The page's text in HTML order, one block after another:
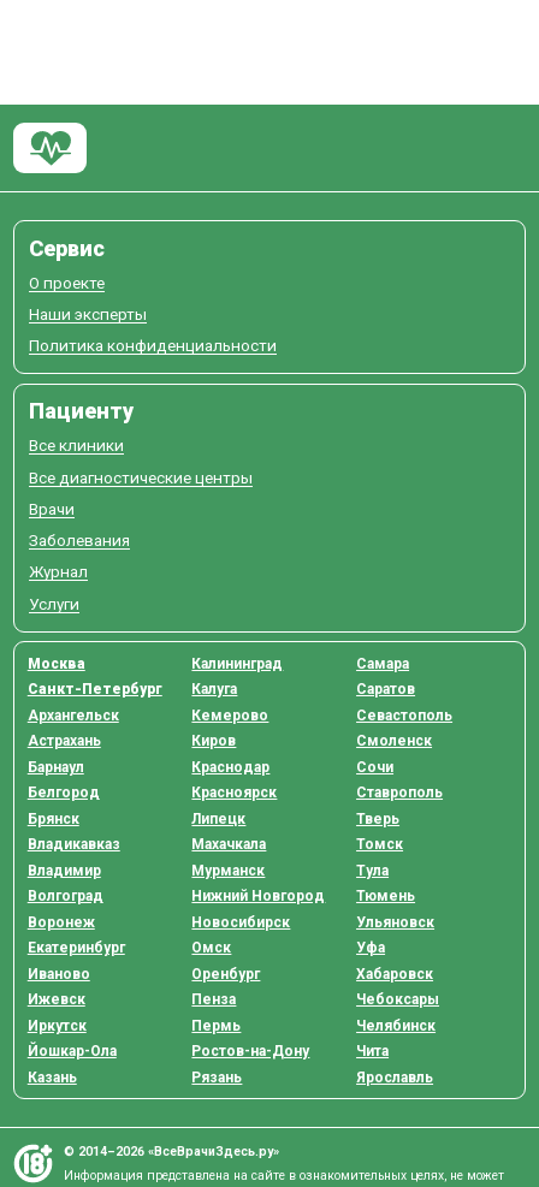
Сервис
О проекте
Наши эксперты
Политика конфиденциальности
Пациенту
Все клиники
Все диагностические центры
Врачи
Заболевания
Журнал
Услуги
Москва
Санкт-Петербург
Архангельск
Астрахань
Барнаул
Белгород
Брянск
Владикавказ
Владимир
Волгоград
Воронеж
Екатеринбург
Иваново
Ижевск
Иркутск
Йошкар-Ола
Казань
Калининград
Калуга
Кемерово
Киров
Краснодар
Красноярск
Липецк
Махачкала
Мурманск
Нижний Новгород
Новосибирск
Омск
Оренбург
Пенза
Пермь
Ростов-на-Дону
Рязань
Самара
Саратов
Севастополь
Смоленск
Сочи
Ставрополь
Тверь
Томск
Тула
Тюмень
Ульяновск
Уфа
Хабаровск
Чебоксары
Челябинск
Чита
Ярославль
© 2014–2026 «ВсеВрачиЗдесь.ру»
Информация представлена на сайте в ознакомительных целях, не может